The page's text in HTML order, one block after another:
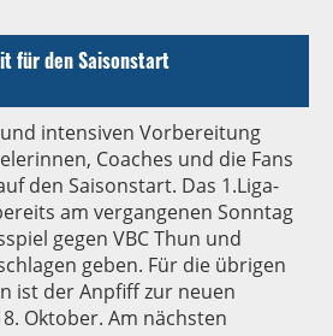
für den Saisonstart
intensiven Vorbereitung
Coaches und die Fans
den Saisonstart. Das 1.Liga-
am vergangenen Sonntag
gegen VBC Thun und
geben. Für die übrigen
ist der Anpfiff zur neuen
Oktober. Am nächsten